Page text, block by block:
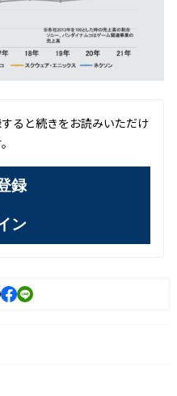
ると続きをお読みいただけ
録
ン